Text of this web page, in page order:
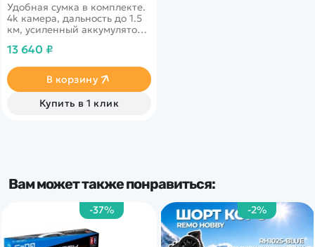
Удобная сумка в комплекте.
4k камера, дальность до 1.5
км, усиленный аккумулятор -
Автоматический взлет и
13 640 ₽
В корзину
Купить в 1 клик
Вам может также понравиться:
-2%
-37%